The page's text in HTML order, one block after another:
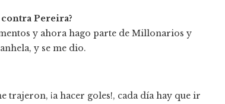
Pereira?
y ahora hago parte de Millonarios y
y se me dio.
trajeron, ¡a hacer goles!, cada día hay que ir